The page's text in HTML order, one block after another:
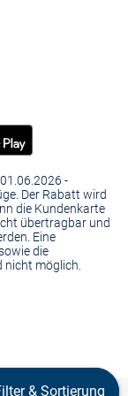
-
Der Rabatt wird
die Kundenkarte
übertragbar und
Eine
die
möglich.
& Sortierung
& Sortierung